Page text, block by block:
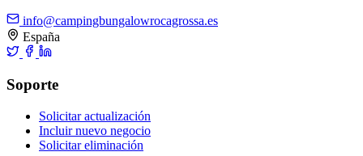
info@campingbungalowrocagrossa.es
España
Soporte
Solicitar actualización
Incluir nuevo negocio
Solicitar eliminación